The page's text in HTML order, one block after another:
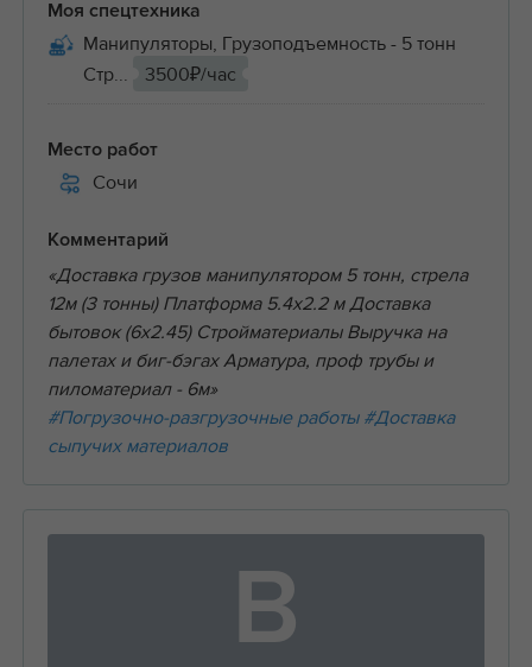
Моя спецтехника
Манипуляторы, Грузоподъемность - 5 тонн
Стр...
3500₽/час
Место работ
Сочи
Комментарий
«Доставка грузов манипулятором 5 тонн, стрела
12м (3 тонны) Платформа 5.4х2.2 м Доставка
бытовок (6х2.45) Стройматериалы Выручка на
палетах и биг-бэгах Арматура, проф трубы и
пиломатериал - 6м»
#Погрузочно-разгрузочные работы #Доставка
сыпучих материалов
В